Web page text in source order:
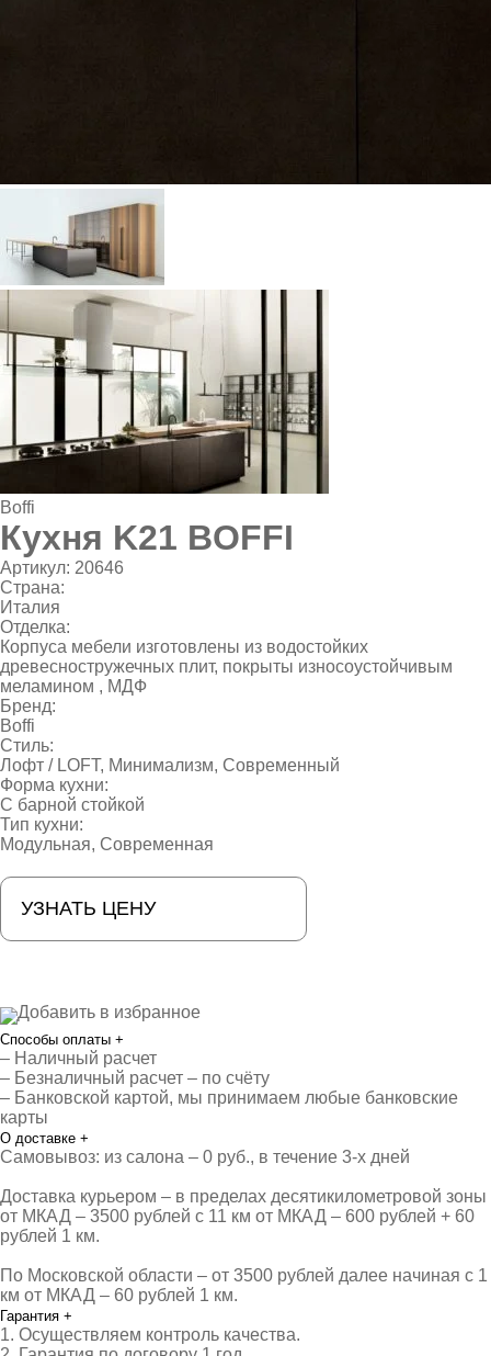
Boffi
Кухня K21 BOFFI
Артикул: 20646
Страна:
Италия
Отделка:
Корпуса мебели изготовлены из водостойких
древесностружечных плит, покрыты износоустойчивым
меламином , МДФ
Бренд:
Boffi
Стиль:
Лофт / LOFT, Минимализм, Современный
Форма кухни:
С барной стойкой
Тип кухни:
Модульная, Современная
УЗНАТЬ ЦЕНУ
Добавить в избранное
Способы оплаты +
– Наличный расчет
– Безналичный расчет – по счёту
– Банковской картой, мы принимаем любые банковские
карты
О доставке +
Самовывоз: из салона – 0 руб., в течение 3-х дней
Доставка курьером – в пределах десятикилометровой зоны
от МКАД – 3500 рублей с 11 км от МКАД – 600 рублей + 60
рублей 1 км.
По Московской области – от 3500 рублей далее начиная с 1
км от МКАД – 60 рублей 1 км.
Гарантия +
1. Осуществляем контроль качества.